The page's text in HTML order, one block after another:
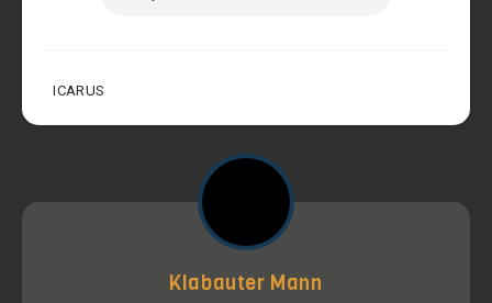
ICARUS
Klabauter Mann